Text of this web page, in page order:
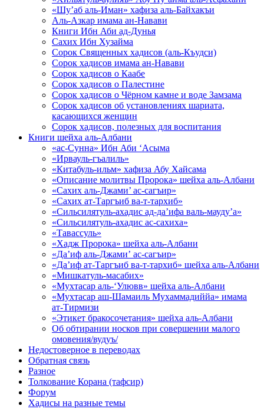
«Шу’аб аль-Иман» хафиза аль-Байхакъи
Аль-Азкар имама ан-Навави
Книги Ибн Аби ад-Дунья
Сахих Ибн Хузайма
Сорок Священных хадисов (аль-Къудси)
Сорок хадисов имама ан-Навави
Сорок хадисов о Каабе
Сорок хадисов о Палестине
Сорок хадисов о Чёрном камне и воде Замзама
Сорок хадисов об установлениях шариата,
касающихся женщин
Сорок хадисов, полезных для воспитания
Книги шейха аль-Албани
«ас-Сунна» Ибн Аби ‘Асыма
«Ирвауль-гъалиль»
«Китабуль-ильм» хафиза Абу Хайсама
«Описание молитвы Пророка» шейха аль-Албани
«Сахих аль-Джами’ ас-сагъир»
«Сахих ат-Таргъиб ва-т-тархиб»
«Сильсилятуль-ахадис ад-да’ифа валь-мауду’а»
«Сильсилятуль-ахадис ас-сахиха»
«Тавассуль»
«Хадж Пророка» шейха аль-Албани
«Да’иф аль-Джами’ ас-сагъир»
«Да’иф ат-Таргъиб ва-т-тархиб» шейха аль-Албани
«Мишкатуль-масабих»
«Мухтасар аль-‘Улювв» шейха аль-Албани
«Мухтасар аш-Шамаиль Мухаммадиййа» имама
ат-Тирмизи
«Этикет бракосочетания» шейха аль-Албани
Об обтирании носков при совершении малого
омовения/вудуъ/
Недостоверное в переводах
Обратная связь
Разное
Толкование Корана (тафсир)
Форум
Хадисы на разные темы